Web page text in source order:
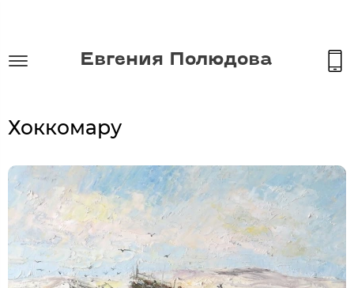
Евгения Полюдова
Хоккомару